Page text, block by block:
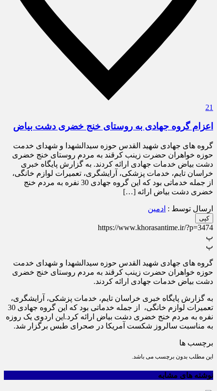
21
اعزام گروه جهادی به روستای خنج خضری دشت بیاض
گروه های جهادی شهید القدس حوزه سیدالشهدا و شهدای خدمت
حوزه خواهران حضرت زینب کرقند به مردم روستای خنج خضری
دشت بیاض خدمات جهادی ارائه کردند. به گزارش پایگاه خبری
خراسان تایم، خدمات پزشکی، آرایشگری، تعمیرات لوازم خانگی،
از جمله خدماتی بود که این گروه جهادی 30 نفره به مردم خنج
خضری دشت بیاض ارائه […]
ارسال توسط : ادمین
کپی
https://www.khorasantime.ir/?p=3474
پ
پ
گروه های جهادی شهید القدس حوزه سیدالشهدا و شهدای خدمت
حوزه خواهران حضرت زینب کرقند به مردم روستای خنج خضری
دشت بیاض خدمات جهادی ارائه کردند.
به گزارش پایگاه خبری خراسان تایم، خدمات پزشکی، آرایشگری،
تعمیرات لوازم خانگی، از جمله خدماتی بود که این گروه جهادی 30
نفره به مردم خنج خضری دشت بیاض ارائه کرد.این اردوی یک روزه
به مناسبت سالروز شکست آمریکا در صحرای طبس برگزار شد.
برچسب ها
این مطلب بدون برچسب می باشد.
نوشته های مشابه